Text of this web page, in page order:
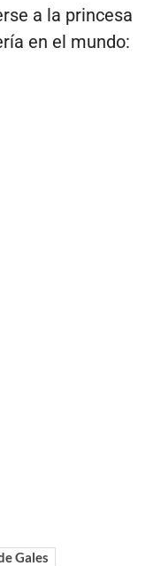
a la princesa
en el mundo:
Gales